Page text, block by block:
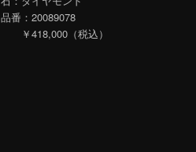
品番：20089078
￥418,000（税込）